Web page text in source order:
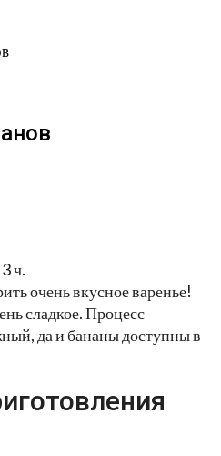
ч.
очень вкусное варенье!
сладкое. Процесс
да и бананы доступны в